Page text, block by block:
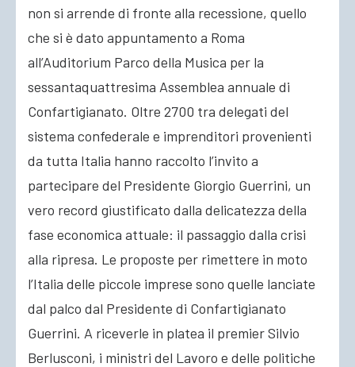
non si arrende di fronte alla recessione, quello
che si è dato appuntamento a Roma
all’Auditorium Parco della Musica per la
sessantaquattresima Assemblea annuale di
Confartigianato. Oltre 2700 tra delegati del
sistema confederale e imprenditori provenienti
da tutta Italia hanno raccolto l’invito a
partecipare del Presidente Giorgio Guerrini, un
vero record giustificato dalla delicatezza della
fase economica attuale: il passaggio dalla crisi
alla ripresa. Le proposte per rimettere in moto
l’Italia delle piccole imprese sono quelle lanciate
dal palco dal Presidente di Confartigianato
Guerrini. A riceverle in platea il premier Silvio
Berlusconi, i ministri del Lavoro e delle politiche